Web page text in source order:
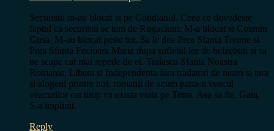
Securistii m-au blocat si pe Cotidianul. Ceea ce dovedeste
faptul ca securistii se tem de Rugaciuni. M-a blocat si Cozmin
Gusa. M-au blocat peste tot. Sa le dea Prea Sfanta Treime si
Prea Sfanta Fecioara Maria dupa sufletul lor de belzebuti si sa
ne scape cat mai repede de ei. Traiasca Sfanta Noastra
Romanie, Libera si Independenta fara tradatori de neam si tara
si alogeni printre noi, romanii de acum pana-n veacul
veacurilor cat timp va exista viata pe Terra. Asa sa fie, Gata,
S-a implinit.
Reply